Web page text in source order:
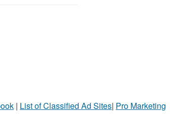
| List of Classified Ad Sites| Pro Marketing